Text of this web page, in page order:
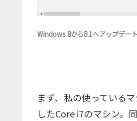
Windows 8から8.1へアップデー
まず、私の使っている
したCore i7のマシン。